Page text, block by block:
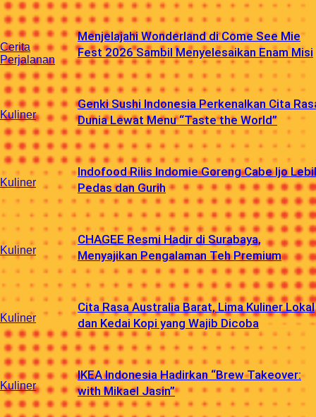
Cerita
Perjalanan
Menjelajahi Wonderland di Come See Mie
Fest 2026 Sambil Menyelesaikan Enam Misi
Kuliner
Genki Sushi Indonesia Perkenalkan Cita
Dunia Lewat Menu “Taste the World”
Kuliner
Indofood Rilis Indomie Goreng Cabe Ijo
Pedas dan Gurih
Kuliner
CHAGEE Resmi Hadir di Surabaya,
Menyajikan Pengalaman Teh Premium
Kuliner
Cita Rasa Australia Barat, Lima Kuliner Lokal
dan Kedai Kopi yang Wajib Dicoba
Kuliner
IKEA Indonesia Hadirkan “Brew Takeover:
with Mikael Jasin”